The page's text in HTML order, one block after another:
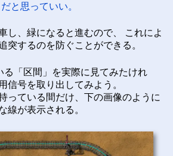
だと思っていい。
し、緑になると進むので、 これによ
突するのを防ぐことができる。
る「区間」を実際に見てみたけれ
信号を取り出してみよう。
っている間だけ、下の画像のように
線が表示される。